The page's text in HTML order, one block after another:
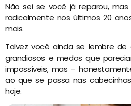
Não sei se você já reparou,
radicalmente nos últimos 20
mais.
Talvez você ainda se lembre
grandiosos e medos que
impossíveis, mas –
ao que se passa nas
hoje.